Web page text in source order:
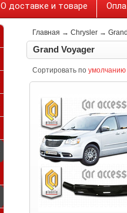
О доставке и товаре
Главная → Chrysler →
Grand Voyager
Сортировать по умолчанию